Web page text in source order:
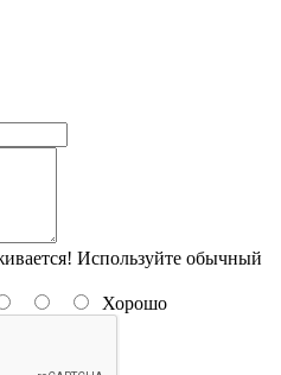
Используйте обычный
Хорошо